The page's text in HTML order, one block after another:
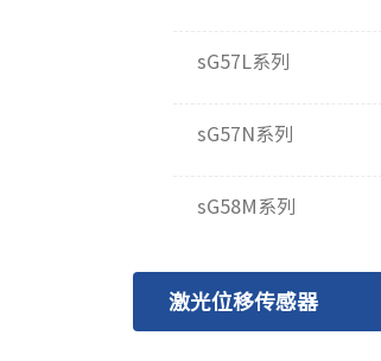
sG57L系列
sG57N系列
sG58M系列
激光位移传感器